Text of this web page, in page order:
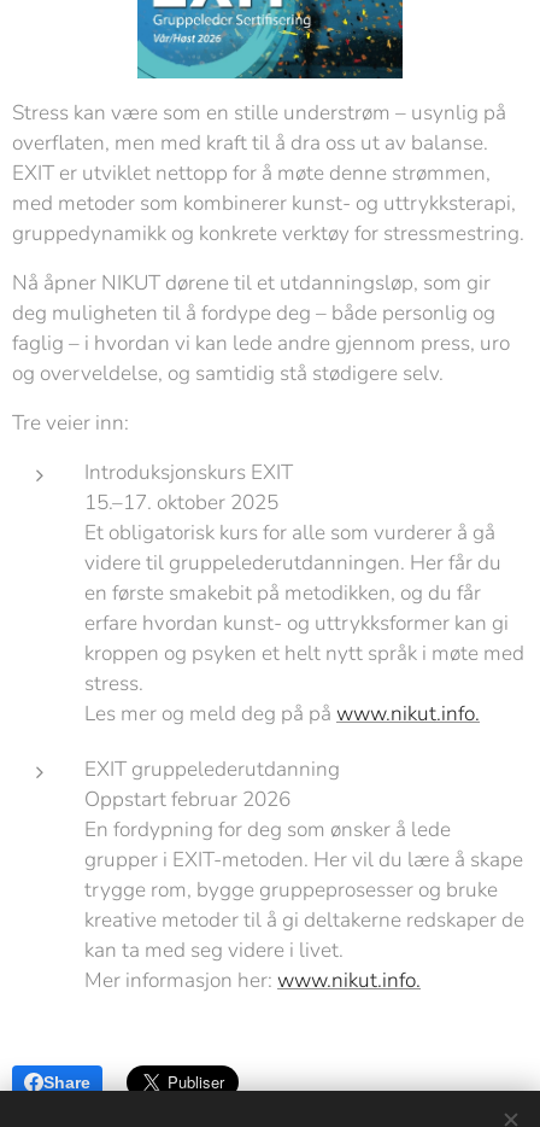
Stress kan være som en stille understrøm – usynlig på
overflaten, men med kraft til å dra oss ut av balanse.
EXIT er utviklet nettopp for å møte denne strømmen,
med metoder som kombinerer kunst- og uttrykksterapi,
gruppedynamikk og konkrete verktøy for stressmestring.
Nå åpner NIKUT dørene til et utdanningsløp, som gir
deg muligheten til å fordype deg – både personlig og
faglig – i hvordan vi kan lede andre gjennom press, uro
og overveldelse, og samtidig stå stødigere selv.
Tre veier inn:
Introduksjonskurs EXIT
15.–17. oktober 2025
Et obligatorisk kurs for alle som vurderer å gå
videre til gruppelederutdanningen. Her får du
en første smakebit på metodikken, og du får
erfare hvordan kunst- og uttrykksformer kan gi
kroppen og psyken et helt nytt språk i møte med
stress.
Les mer og meld deg på på www.nikut.info.
EXIT gruppelederutdanning
Oppstart februar 2026
En fordypning for deg som ønsker å lede
grupper i EXIT-metoden. Her vil du lære å skape
trygge rom, bygge gruppeprosesser og bruke
kreative metoder til å gi deltakerne redskaper de
kan ta med seg videre i livet.
Mer informasjon her: www.nikut.info.
Share